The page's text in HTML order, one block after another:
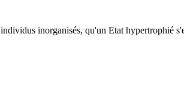
inorganisés, qu'un Etat hypertrophié